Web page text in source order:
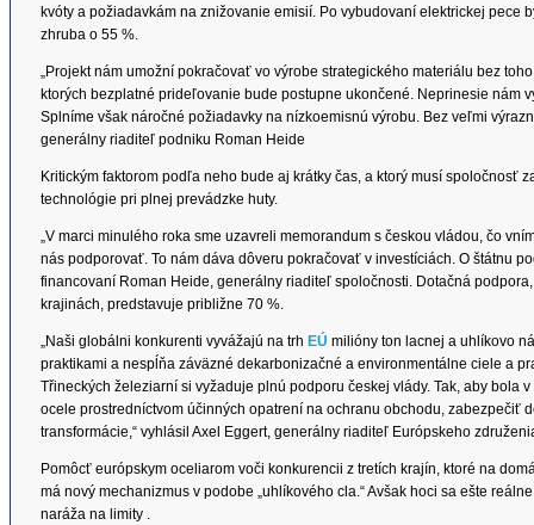
kvóty a požiadavkám na znižovanie emisií. Po vybudovaní elektrickej
zhruba o 55 %.
„Projekt nám umožní pokračovať vo výrobe strategického materiálu bez
ktorých bezplatné prideľovanie bude postupne ukončené. Neprinesie nám
Splníme však náročné požiadavky na nízkoemisnú výrobu. Bez veľmi
generálny riaditeľ podniku Roman Heide
Kritickým faktorom podľa neho bude aj krátky čas, a ktorý musí spoločnosť
technológie pri plnej prevádzke huty.
„V marci minulého roka sme uzavreli memorandum s českou vládou, čo
nás podporovať. To nám dáva dôveru pokračovať v investíciách. O štátnu
financovaní Roman Heide, generálny riaditeľ spoločnosti. Dotačná
krajinách, predstavuje približne 70 %.
„Naši globálni konkurenti vyvážajú na trh EÚ milióny ton lacnej a uhlíkovo
praktikami a nespĺňa záväzné dekarbonizačné a environmentálne ciele a
Třineckých železiarní si vyžaduje plnú podporu českej vlády. Tak, aby bola
ocele prostredníctvom účinných opatrení na ochranu obchodu, zabezpečiť
transformácie,“ vyhlásil Axel Eggert, generálny riaditeľ Európskeho
Pomôcť európskym oceliarom voči konkurencii z tretích krajín, ktoré na
má nový mechanizmus v podobe „uhlíkového cla.“ Avšak hoci sa ešte
naráža na limity .